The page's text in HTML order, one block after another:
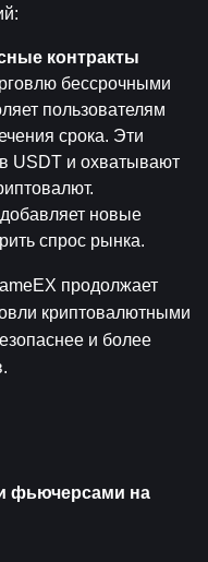
контракты
бессрочными
пользователям
срока. Эти
USDT и охватывают
новые
спрос рынка.
продолжает
криптовалютными
и более
фьючерсами на